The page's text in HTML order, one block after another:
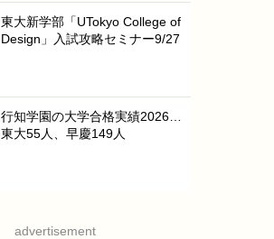
東大新学部「UTokyo College of
Design」入試攻略セミナー9/27
行知学園の大学合格実績2026…
東大55人、早慶149人
advertisement